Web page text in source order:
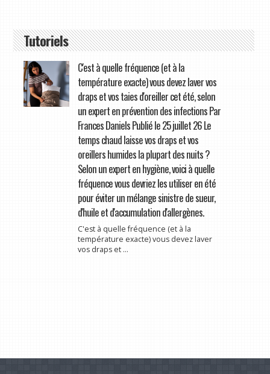
Tutoriels
C'est à quelle fréquence (et à la
température exacte) vous devez laver vos
draps et vos taies d'oreiller cet été, selon
un expert en prévention des infections Par
Frances Daniels Publié le 25 juillet 26 Le
temps chaud laisse vos draps et vos
oreillers humides la plupart des nuits ?
Selon un expert en hygiène, voici à quelle
fréquence vous devriez les utiliser en été
pour éviter un mélange sinistre de sueur,
d'huile et d'accumulation d'allergènes.
C'est à quelle fréquence (et à la
température exacte) vous devez laver
vos draps et ...